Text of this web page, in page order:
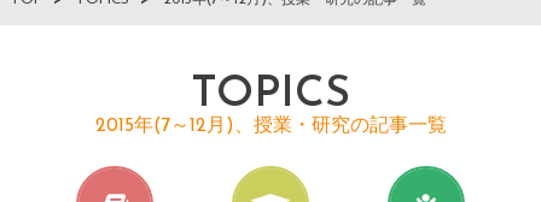
TOPICS
2015年(7～12月)、授業・研究の記事一覧